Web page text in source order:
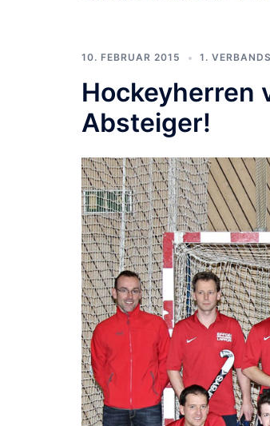
10. FEBRUAR 2015 1.
Hockeyherren
Absteiger!